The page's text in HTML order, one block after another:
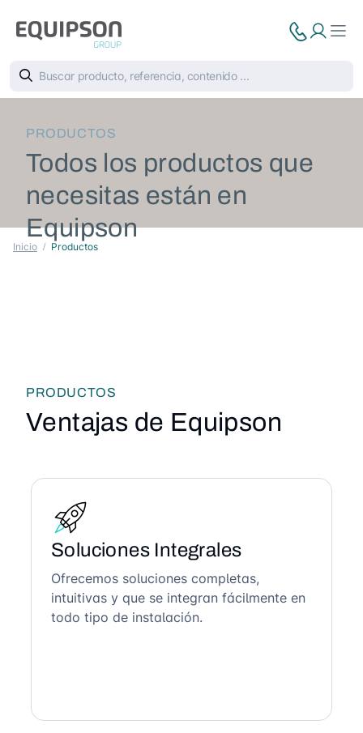
PRODUCTOS
Todos los productos que
necesitas están en
Equipson
Inicio Productos
PRODUCTOS
Ventajas de Equipson
Soluciones Integrales
Ofrecemos soluciones completas,
intuitivas y que se integran fácilmente en
todo tipo de instalación.